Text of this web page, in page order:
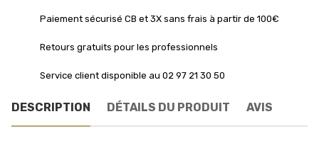
Paiement sécurisé CB et 3X sans frais à partir de 100€
Retours gratuits pour les professionnels
Service client disponible au 02 97 21 30 50
DESCRIPTION DÉTAILS DU PRODUIT AVIS